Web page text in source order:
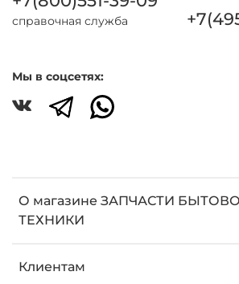
О магазине ЗАПЧАСТИ
ТЕХНИКИ
Клиентам
справочная служба
Мы в соцсетях: